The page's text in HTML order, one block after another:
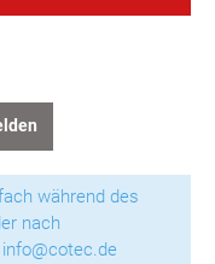
während des
nach